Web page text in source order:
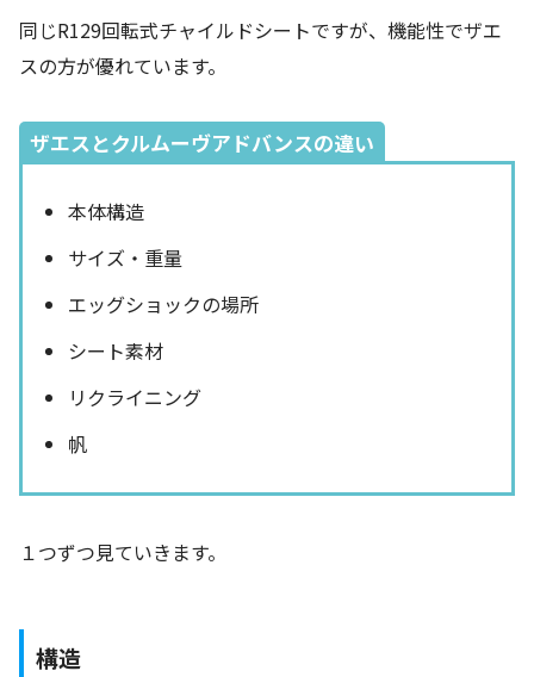
同じR129回転式チャイルドシートですが、機能性でザエ
スの方が優れています。
ザエスとクルムーヴアドバンスの違い
本体構造
サイズ・重量
エッグショックの場所
シート素材
リクライニング
帆
１つずつ見ていきます。
構造